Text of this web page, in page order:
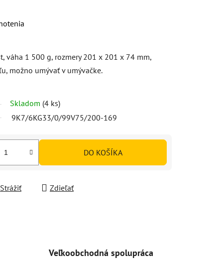
váha 1 500 g, rozmery 201 x 201 x 74 mm,
možno umývať v umývačke.
Skladom (4 ks)
9K7/6KG33/0/99V75/200-169
DO KOŠÍKA
Strážiť Zdieľať
Veľkoobchodná spolupráca